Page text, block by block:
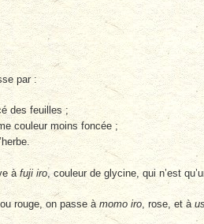
par :
des feuilles ;
couleur moins foncée ;
àfuji iro, couleur de glycine, qui n’est
rouge, on passe àmomo iro, rose, et à